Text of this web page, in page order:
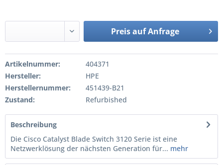
Preis auf Anfrage
Artikelnummer:
404371
Hersteller:
HPE
Herstellernummer:
451439-B21
Zustand:
Refurbished
Beschreibung
Die Cisco Catalyst Blade Switch 3120 Serie ist eine
Netzwerklösung der nächsten Generation für... mehr